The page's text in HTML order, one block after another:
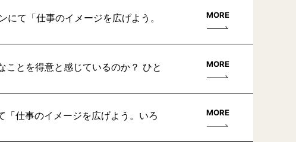
て「仕事のイメージを広げよう。
MORE
ことを得意と感じているのか？ ひと
MORE
「仕事のイメージを広げよう。いろ
MORE